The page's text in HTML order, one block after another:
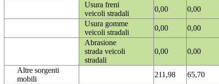
Usura freni
veicoli stradali
0,00
0,00
Usura gomme
veicoli stradali
0,00
0,00
Abrasione
strada veicoli
stradali
0,00 0,00
Altre sorgenti
mobili
211,98
65,70